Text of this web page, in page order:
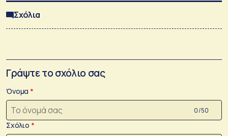
Σχόλια
Γράψτε το σχόλιο σας
Όνομα
0 /50
Σχόλιο